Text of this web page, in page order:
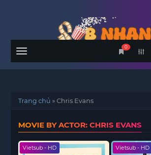
Menu
0
Trang chủ »Chris Evans
MOVIE BY ACTOR: CHRIS EVANS
Vietsub - HD Vietsub - HD